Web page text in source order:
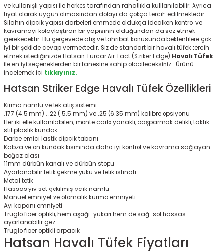
ve kullanışlı yapısı ile herkes tarafından rahatlıkla kulllanılabilir. Ayrıca
fiyat olarak uygun olmasından dolayı da çokça tercih edilmektedir.
Silahın dipçik yapısı darbeleri emmede oldukça idealken kontrol ve
kavramayı kolaylaştıran bir yapısının olduğundan da söz etmek
gerekecektir. Bu çerçevede atış ve tahribat konusunda beklentilere çok
iyi bir şekilde cevap vermektedir. Siz de standart bir havalı tüfek tercih
etmek istediğinizde Hatsan Turcar Air Tact (Striker Edge) Havalı Tüfek
ile en iyi seçeneklerden bir tanesine sahip olabileceksiniz. Ürünü
incelemek içi tıklayınız.
Hatsan Striker Edge Havalı Tüfek Özellikleri
Kırma namlu ve tek atış sistemi.
.177 (4.5 mm) , .22 ( 5.5 mm) ve .25 (6.35 mm) kalibre opsiyonu
Her iki elle kullanılabilen, monte carlo yanaklı, başparmak delikli, taktik
stil plastik kundak
Darbe emici lastik dipçik tabanı
Kabza ve ön kundak kısmında daha iyi kontrol ve kavrama sağlayan
boğaz alası
11mm dürbün kanalı ve dürbün stopu
Ayarlanabilir tetik çekme yükü ve tetik istinatı.
Metal tetik
Hassas yiv set çekilmiş çelik namlu
Manüel emniyet ve otomatik kurma emniyeti.
Ayı kapanı emniyeti
Truglo fiber optikli, hem aşağı-yukarı hem de sağ-sol hassas
ayarlanabilir gez
Truglo fiber optikli arpacık
Hatsan Havalı Tüfek Fiyatları